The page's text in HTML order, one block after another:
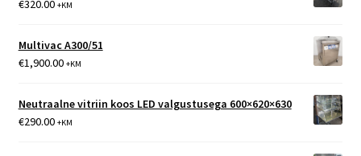
€320.00 +KM
Multivac A300/51
€1,900.00 +KM
Neutraalne vitriin koos LED valgustusega 600×620×630
€290.00 +KM